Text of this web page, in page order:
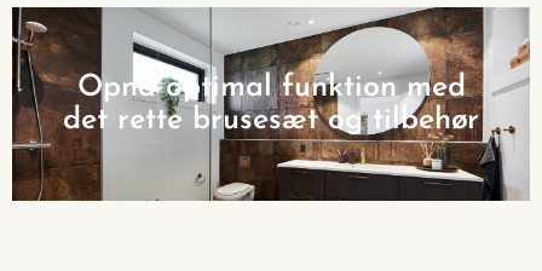
Opnå optimal funktion med
det rette brusesæt og tilbehør